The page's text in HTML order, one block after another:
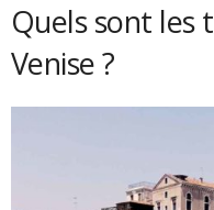
Quels sont les
Venise ?